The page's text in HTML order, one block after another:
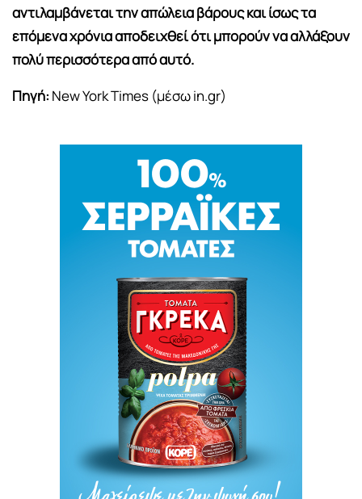
αντιλαμβάνεται την απώλεια βάρους και ίσως τα
επόμενα χρόνια αποδειχθεί ότι μπορούν να αλλάξουν
πολύ περισσότερα από αυτό.
Πηγή: New York Times (μέσω in.gr)